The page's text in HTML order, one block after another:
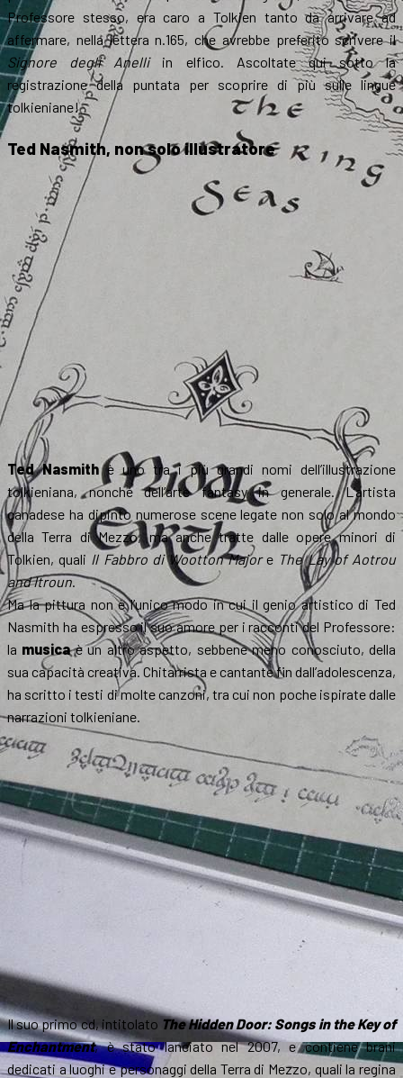
Professore stesso, era caro a Tolkien tanto da arrivare ad
affermare, nella lettera n.165, che avrebbe preferito scrivere il
Signore degli Anelliin elfico. Ascoltate qui sotto la
registrazione della puntata per scoprire di più sulle lingue
tolkieniane!
Ted Nasmith, non solo illustratore
Ted Nasmithè uno tra i più grandi nomi dell’illustrazione
tolkieniana, nonché dell’arte fantasy in generale. L’artista
canadese ha dipinto numerose scene legate non solo al mondo
della Terra di Mezzo, ma anche tratte dalle opere minori di
Tolkien, quali Il Fabbro di Wootton Majore The Lay of Aotrou
and Itroun.
Ma la pittura non è l’unico modo in cui il genio artistico di Ted
Nasmith ha espresso il suo amore per i racconti del Professore:
la musicaè un altro aspetto, sebbene meno conosciuto, della
sua capacità creativa. Chitarrista e cantante fin dall’adolescenza,
ha scritto i testi di molte canzoni, tra cui non poche ispirate dalle
narrazioni tolkieniane.
Il suo primo cd, intitolato The Hidden Door: Songs in the Key of
Enchantment, è stato lanciato nel 2007, e contiene brani
dedicati a luoghi e personaggi della Terra di Mezzo, quali la regina